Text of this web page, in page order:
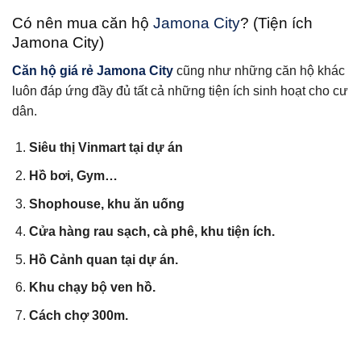
Có nên mua căn hộ Jamona City? (Tiện ích
Jamona City)
Căn hộ giá rẻ Jamona City cũng như những căn hộ khác
luôn đáp ứng đầy đủ tất cả những tiện ích sinh hoạt cho cư
dân.
Siêu thị Vinmart tại dự án
Hồ bơi, Gym…
Shophouse, khu ăn uống
Cửa hàng rau sạch, cà phê, khu tiện ích.
Hồ Cảnh quan tại dự án.
Khu chạy bộ ven hồ.
Cách chợ 300m.